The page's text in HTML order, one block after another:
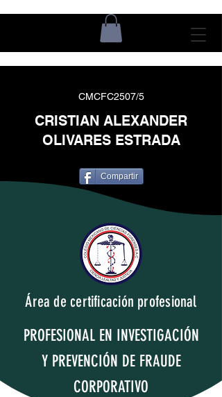
CMCFC2507/5
CRISTIAN ALEXANDER
OLIVARES ESTRADA
Compartir
Área de certificación profesional
PROFESIONAL EN INVESTIGACIÓN
Y PREVENCIÓN DE FRAUDE
CORPORATIVO